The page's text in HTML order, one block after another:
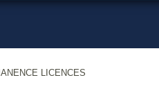
LICENCES